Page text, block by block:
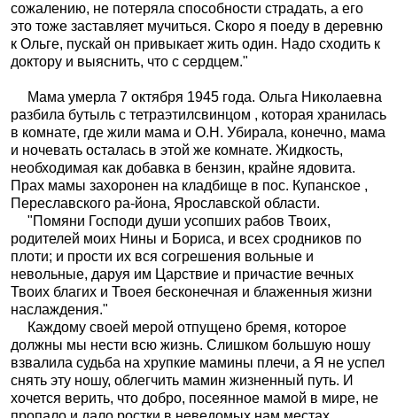
сожалению, не потеряла способности страдать, а его
это тоже заставляет мучиться. Скоро я поеду в деревню
к Ольге, пускай он привыкает жить один. Надо сходить к
доктору и выяснить, что с сердцем."
Мама умерла 7 октября 1945 года. Ольга Николаевна
разбила бутыль с тетраэтилсвинцом , которая хранилась
в комнате, где жили мама и О.Н. Убирала, конечно, мама
и ночевать осталась в этой же комнате. Жидкость,
необходимая как добавка в бензин, крайне ядовита.
Прах мамы захоронен на кладбище в пос. Купанское ,
Переславского ра-йона, Ярославской области.
"Помяни Господи души усопших рабов Твоих,
родителей моих Нины и Бориса, и всех сродников по
плоти; и прости их вся согрешения вольные и
невольные, даруя им Царствие и причастие вечных
Твоих благих и Твоея бесконечная и блаженныя жизни
наслаждения."
Каждому своей мерой отпущено бремя, которое
должны мы нести всю жизнь. Слишком большую ношу
взвалила судьба на хрупкие мамины плечи, а Я не успел
снять эту ношу, облегчить мамин жизненный путь. И
хочется верить, что добро, посеянное мамой в мире, не